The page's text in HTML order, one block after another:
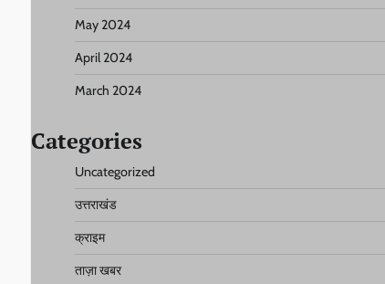
May 2024
April 2024
March 2024
Categories
Uncategorized
उत्तराखंड
क्राइम
ताज़ा खबर